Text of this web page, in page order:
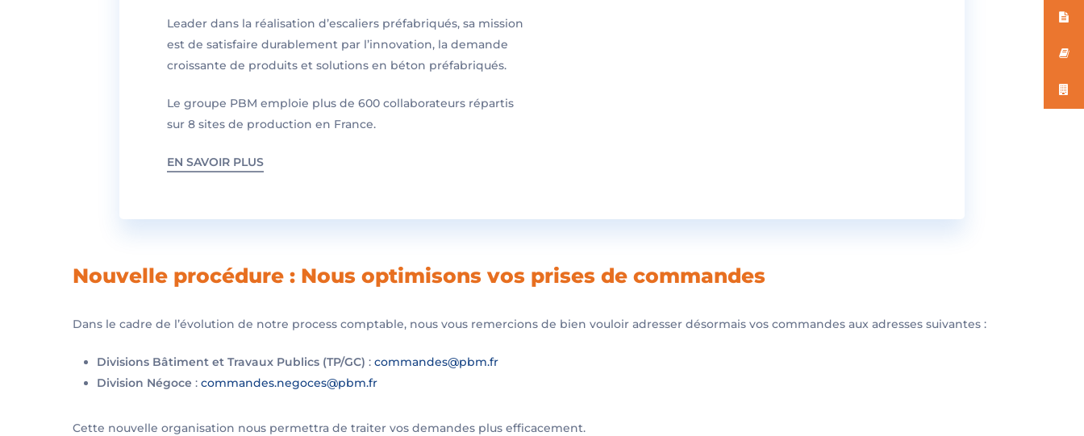
Leader dans la réalisation d’escaliers préfabriqués, sa mission
est de satisfaire durablement par l’innovation, la demande
croissante de produits et solutions en béton préfabriqués.
Le groupe PBM emploie plus de 600 collaborateurs répartis
sur 8 sites de production en France.
EN SAVOIR PLUS
Nouvelle procédure : Nous optimisons vos prises de commandes
Dans le cadre de l’évolution de notre process comptable, nous vous remercions de bien vouloir adresser désormais vos commandes aux adresses suivantes :
Divisions Bâtiment et Travaux Publics (TP/GC) :commandes@pbm.fr
Division Négoce :commandes.negoces@pbm.fr
Cette nouvelle organisation nous permettra de traiter vos demandes plus efficacement.